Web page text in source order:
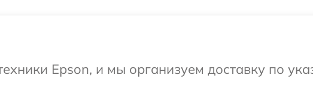
Epson, и мы организуем доставку по